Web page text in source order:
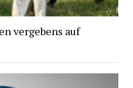
vergebens auf